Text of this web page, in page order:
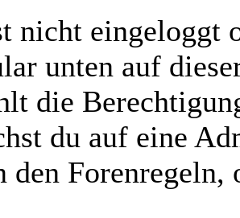
nicht eingeloggt
unten auf
die
du auf eine
den Forenregeln,